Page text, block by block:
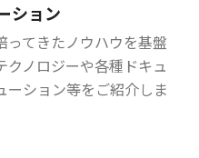
ション
ってきたノウハウを基盤
クノロジーや各種ドキュ
ーション等をご紹介しま